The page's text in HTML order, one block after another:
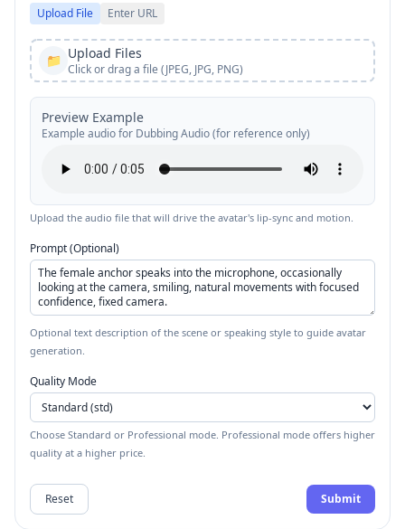
Upload File
Enter URL
📁 Upload Files
Click or drag a file (JPEG, JPG, PNG)
Preview Example
Example audio for Dubbing Audio(for reference only)
Upload the audio file that will drive the avatar's lip-sync and motion.
Prompt (Optional)
Optional text description of the scene or speaking style to guide avatar
generation.
Quality Mode
Choose Standard or Professional mode. Professional mode offers higher
quality at a higher price.
Reset Submit